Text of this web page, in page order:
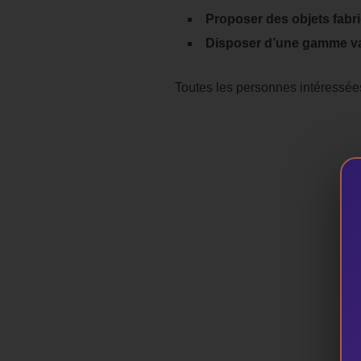
Proposer des objets
Disposer d’une gamme
Toutes les personnes